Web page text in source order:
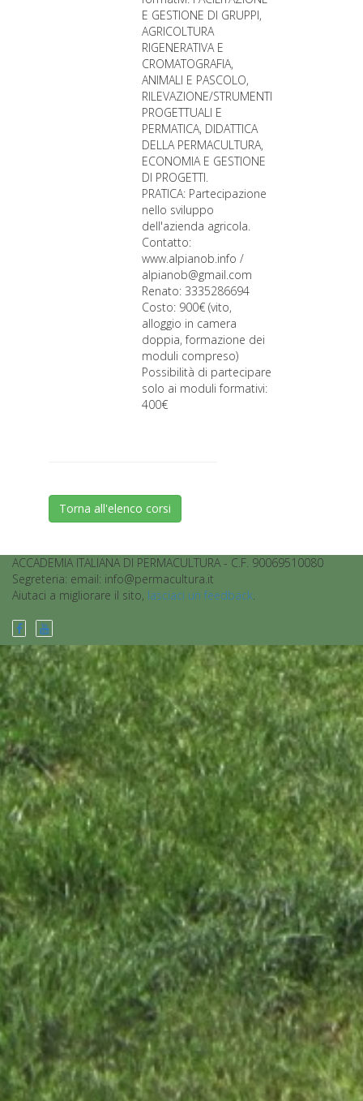
E GESTIONE DI GRUPPI,
AGRICOLTURA
RIGENERATIVA E
CROMATOGRAFIA,
ANIMALI E PASCOLO,
RILEVAZIONE/STRUMENTI
PROGETTUALI E
PERMATICA, DIDATTICA
DELLA PERMACULTURA,
ECONOMIA E GESTIONE
DI PROGETTI.
PRATICA: Partecipazione
nello sviluppo
dell'azienda agricola.
Contatto:
www.alpianob.info /
alpianob@gmail.com
Renato: 3335286694
Costo: 900€ (vito,
alloggio in camera
doppia, formazione dei
moduli compreso)
Possibilità di partecipare
solo ai moduli formativi:
400€
Torna all'elenco corsi
ACCADEMIA ITALIANA DI PERMACULTURA - C.F. 90069510080
Segreteria: email: info@permacultura.it
Aiutaci a migliorare il sito, lasciaci un feedback.